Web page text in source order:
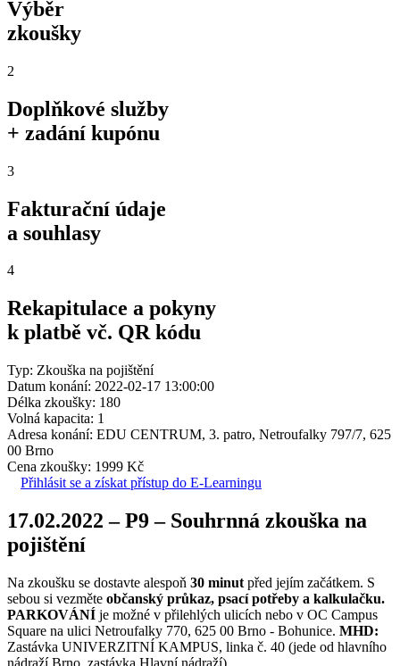
Výběr
zkoušky
2
Doplňkové služby
+ zadání kupónu
3
Fakturační údaje
a souhlasy
4
Rekapitulace a pokyny
k platbě vč. QR kódu
Typ: Zkouška na pojištění
Datum konání: 2022-02-17 13:00:00
Délka zkoušky: 180
Volná kapacita: 1
Adresa konání: EDU CENTRUM, 3. patro, Netroufalky 797/7, 625
00 Brno
Cena zkoušky: 1999 Kč
Přihlásit se a získat přístup do E-Learningu
17.02.2022 – P9 – Souhrnná zkouška na
pojištění
Na zkoušku se dostavte alespoň 30 minut před jejím začátkem. S
sebou si vezměte občanský průkaz, psací potřeby a kalkulačku.
PARKOVÁNÍ je možné v přilehlých ulicích nebo v OC Campus
Square na ulici Netroufalky 770, 625 00 Brno - Bohunice. MHD:
Zastávka UNIVERZITNÍ KAMPUS, linka č. 40 (jede od hlavního
nádraží Brno, zastávka Hlavní nádraží).